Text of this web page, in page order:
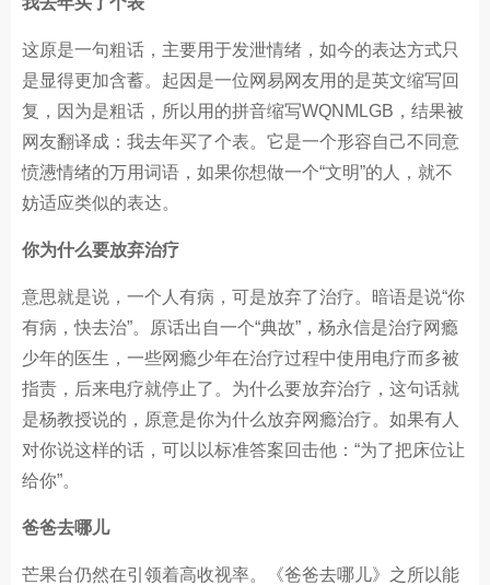
这原是一句粗话，主要用于发泄情绪，如今的表达方式只
是显得更加含蓄。起因是一位网易网友用的是英文缩写回
复，因为是粗话，所以用的拼音缩写WQNMLGB，结果被
网友翻译成：我去年买了个表。它是一个形容自己不同意
愤懑情绪的万用词语，如果你想做一个“文明”的人，就不
妨适应类似的表达。
你为什么要放弃治疗
意思就是说，一个人有病，可是放弃了治疗。暗语是说“你
有病，快去治”。原话出自一个“典故”，杨永信是治疗网瘾
少年的医生，一些网瘾少年在治疗过程中使用电疗而多被
指责，后来电疗就停止了。为什么要放弃治疗，这句话就
是杨教授说的，原意是你为什么放弃网瘾治疗。如果有人
对你说这样的话，可以以标准答案回击他：“为了把床位让
给你”。
爸爸去哪儿
芒果台仍然在引领着高收视率。《爸爸去哪儿》之所以能